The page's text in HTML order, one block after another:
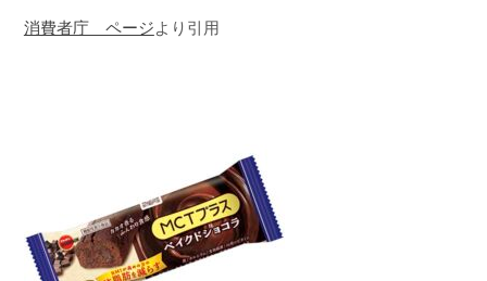
消費者庁 ページより引用